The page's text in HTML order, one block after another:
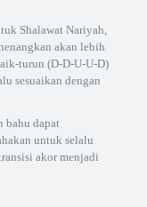
Shalawat Nariyah,
akan lebih
turun (D-D-U-U-D)
sesuaikan dengan
bahu dapat
untuk selalu
akor menjadi